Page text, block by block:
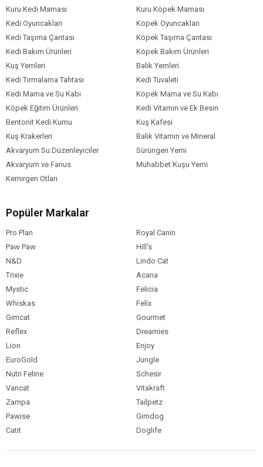
Kuru Kedi Maması
Kuru Köpek Maması
Kedi Oyuncakları
Köpek Oyuncakları
Kedi Taşıma Çantası
Köpek Taşıma Çantası
Kedi Bakım Ürünleri
Köpek Bakım Ürünleri
Kuş Yemleri
Balık Yemleri
Kedi Tırmalama Tahtası
Kedi Tuvaleti
Kedi Mama ve Su Kabı
Köpek Mama ve Su Kabı
Köpek Eğitim Ürünleri
Kedi Vitamin ve Ek Besin
Bentonit Kedi Kumu
Kuş Kafesi
Kuş Krakerleri
Balık Vitamin ve Mineral
Akvaryum Su Düzenleyiciler
Sürüngen Yemi
Akvaryum ve Fanus
Muhabbet Kuşu Yemi
Kemirgen Otları
Popüler Markalar
Pro Plan
Royal Canin
Paw Paw
Hill's
N&D
Lindo Cat
Trixie
Acana
Mystic
Felicia
Whiskas
Felix
Gimcat
Gourmet
Reflex
Dreamies
Lion
Enjoy
EuroGold
Jungle
Nutri Feline
Schesir
Vancat
Vitakraft
Zampa
Tailpetz
Pawise
Gimdog
Catit
Doglife